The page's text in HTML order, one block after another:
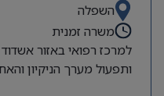
השפלה
משרה זמנית
למרכז רפואי באזור
ותפעול מערך הניקיון